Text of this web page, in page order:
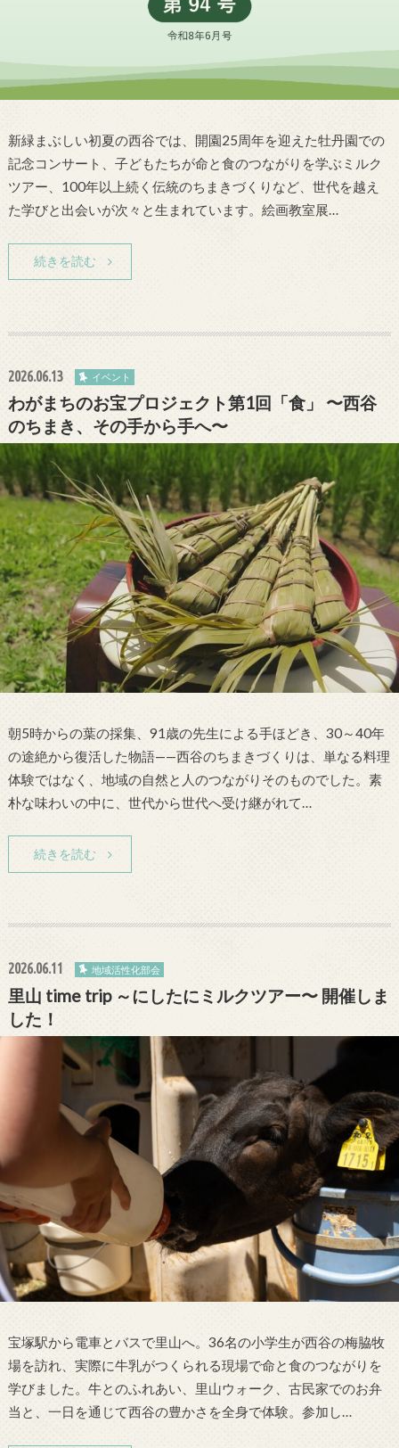
新緑まぶしい初夏の西谷では、開園25周年を迎えた牡丹園での
記念コンサート、子どもたちが命と食のつながりを学ぶミルク
ツアー、100年以上続く伝統のちまきづくりなど、世代を越え
た学びと出会いが次々と生まれています。絵画教室展…
続きを読む
2026.06.13 イベント
わがまちのお宝プロジェクト第1回「食」 〜西谷
のちまき、その手から手へ〜
朝5時からの葉の採集、91歳の先生による手ほどき、30～40年
の途絶から復活した物語——西谷のちまきづくりは、単なる料理
体験ではなく、地域の自然と人のつながりそのものでした。素
朴な味わいの中に、世代から世代へ受け継がれて…
続きを読む
2026.06.11 地域活性化部会
里山 time trip ～にしたにミルクツアー〜 開催しま
した！
宝塚駅から電車とバスで里山へ。36名の小学生が西谷の梅脇牧
場を訪れ、実際に牛乳がつくられる現場で命と食のつながりを
学びました。牛とのふれあい、里山ウォーク、古民家でのお弁
当と、一日を通じて西谷の豊かさを全身で体験。参加し…